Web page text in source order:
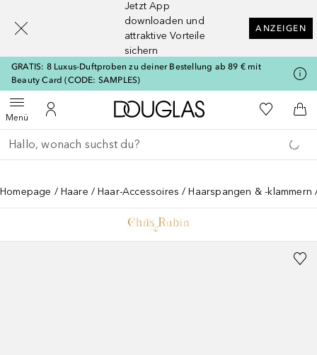
Jetzt App
downloaden und
attraktive Vorteile
sichern
ANZEIGEN
GRATIS: 8 Luxus-Duftproben zu deiner Bestellung ab 89 € mit
Beauty Card (CODE: SAMPLES)
MenüMenü öffnenZu Meinem Kundenkonto
Zur Douglas Startseite
Zu Meiner
Gehe zurück
Suche ausführen
Homepage Haare Haar-Accessoires Haarspangen & -klammern
[navigation.slideout.screenreader]